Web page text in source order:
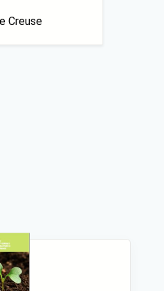
Creuse